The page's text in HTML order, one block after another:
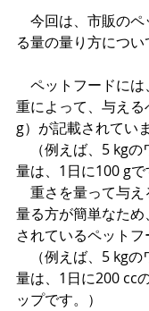
今回は、市販のペ
る量の量り方につい
ペットフードには
重によって、与える
g）が記載されていま
（例えば、5 kgの
量は、1日に100 gで
重さを量って与え
量る方が簡単なた
されているペットフ
（例えば、5 kgの
量は、1日に200 cc
ップです。）